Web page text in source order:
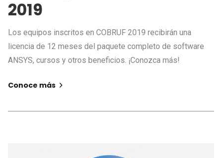
2019
Los equipos inscritos en COBRUF 2019 recibirán una
licencia de 12 meses del paquete completo de software
ANSYS, cursos y otros beneficios. ¡Conozca más!
Conoce más